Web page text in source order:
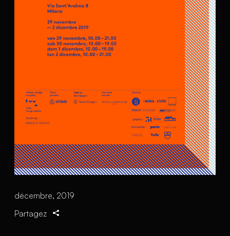
décembre, 2019
Partagez